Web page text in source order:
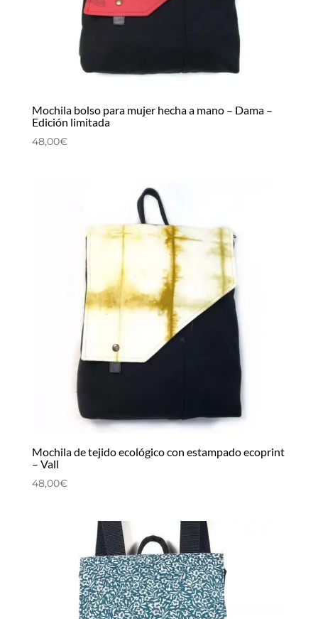
Mochila bolso para mujer hecha a mano – Dama –
Edición limitada
48,00€
Mochila de tejido ecológico con estampado ecoprint
– Vall
48,00€